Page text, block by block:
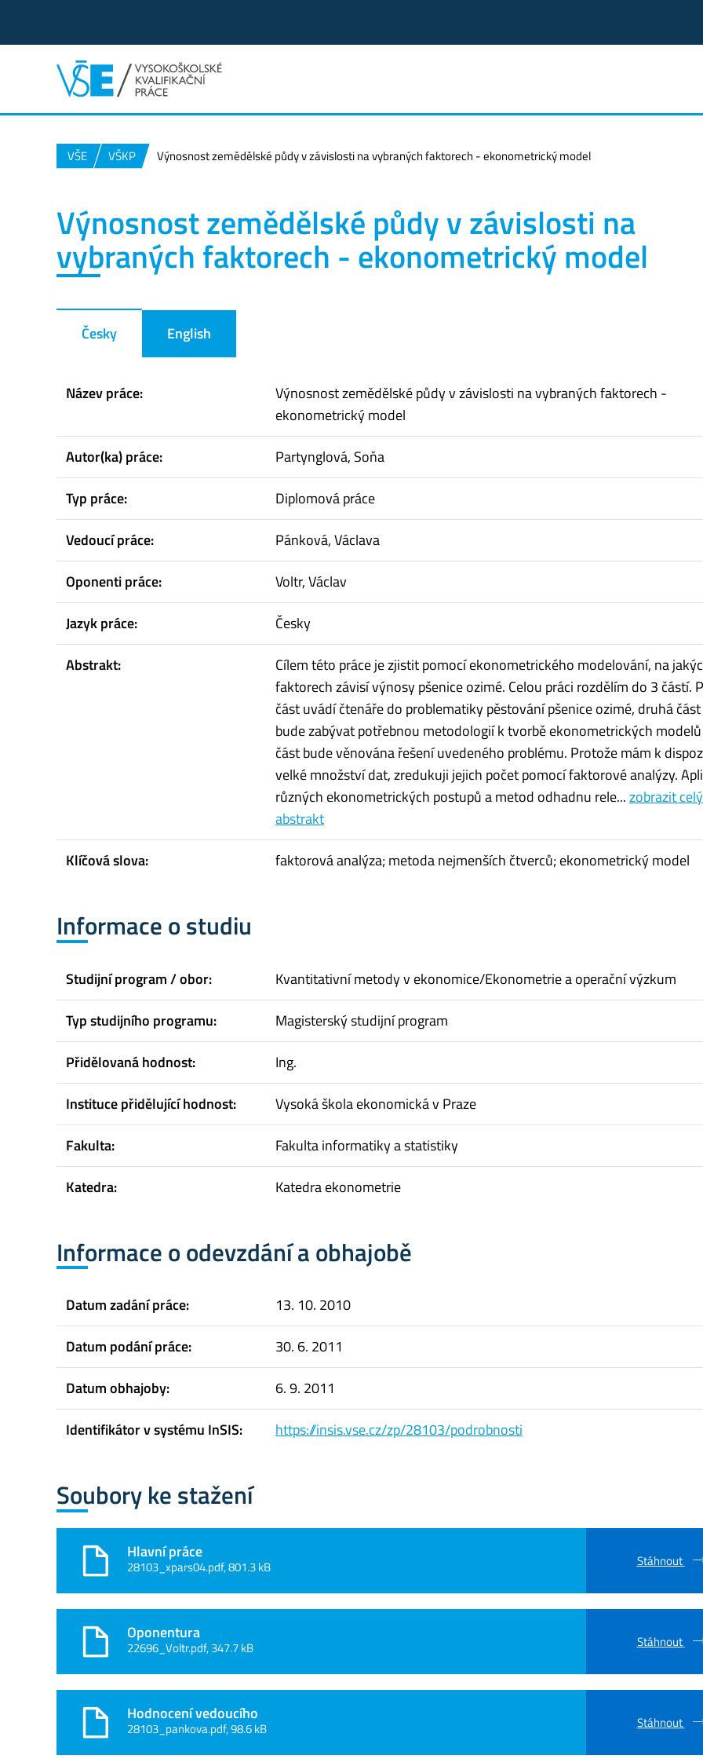
VŠE VŠKP Výnosnost zemědělské půdy v závislosti na vybraných faktorech - ekonometrický model
Výnosnost zemědělské půdy v závislosti na
vybraných faktorech - ekonometrický model
Česky English
Název práce:
Výnosnost zemědělské půdy v závislosti na vybraných faktorech -
ekonometrický model
Autor(ka) práce:
Partynglová, Soňa
Typ práce:
Diplomová práce
Vedoucí práce:
Pánková, Václava
Oponenti práce:
Voltr, Václav
Jazyk práce:
Česky
Abstrakt:
Cílem této práce je zjistit pomocí ekonometrického modelování, na
faktorech závisí výnosy pšenice ozimé. Celou práci rozdělím do 3 částí.
část uvádí čtenáře do problematiky pěstování pšenice ozimé, druhá
bude zabývat potřebnou metodologií k tvorbě ekonometrických
část bude věnována řešení uvedeného problému. Protože mám k
velké množství dat, zredukuji jejich počet pomocí faktorové analýzy.
různých ekonometrických postupů a metod odhadnu rele...zobrazit celý
abstrakt
Klíčová slova:
faktorová analýza; metoda nejmenších čtverců; ekonometrický model
Informace o studiu
Studijní program / obor:
Kvantitativní metody v ekonomice/Ekonometrie a operační výzkum
Typ studijního programu:
Magisterský studijní program
Přidělovaná hodnost:
Ing.
Instituce přidělující hodnost:
Vysoká škola ekonomická v Praze
Fakulta:
Fakulta informatiky a statistiky
Katedra:
Katedra ekonometrie
Informace o odevzdání a obhajobě
Datum zadání práce:
13. 10. 2010
Datum podání práce:
30. 6. 2011
Datum obhajoby:
6. 9. 2011
Identifikátor v systému InSIS:
https://insis.vse.cz/zp/28103/podrobnosti
Soubory ke stažení
Hlavní práce
28103_xpars04.pdf, 801.3 kB Stáhnout
Oponentura
22696_Voltr.pdf, 347.7 kB Stáhnout
Hodnocení vedoucího
28103_pankova.pdf, 98.6 kB Stáhnout